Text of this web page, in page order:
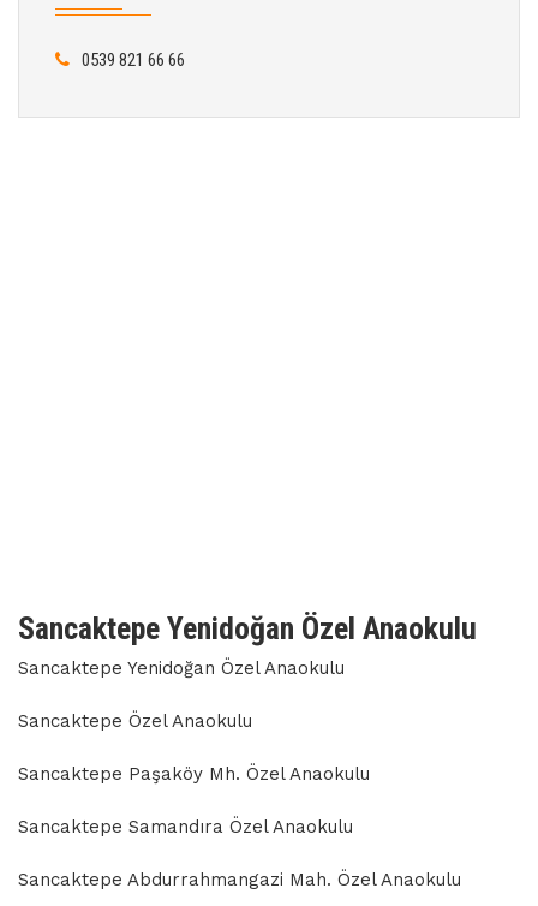
0539 821 66 66
Sancaktepe Yenidoğan Özel Anaokulu
Sancaktepe Yenidoğan Özel Anaokulu
Sancaktepe Özel Anaokulu
Sancaktepe Paşaköy Mh. Özel Anaokulu
Sancaktepe Samandıra Özel Anaokulu
Sancaktepe Abdurrahmangazi Mah. Özel Anaokulu